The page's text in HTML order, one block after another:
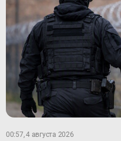
00:57, 4 августа 2026